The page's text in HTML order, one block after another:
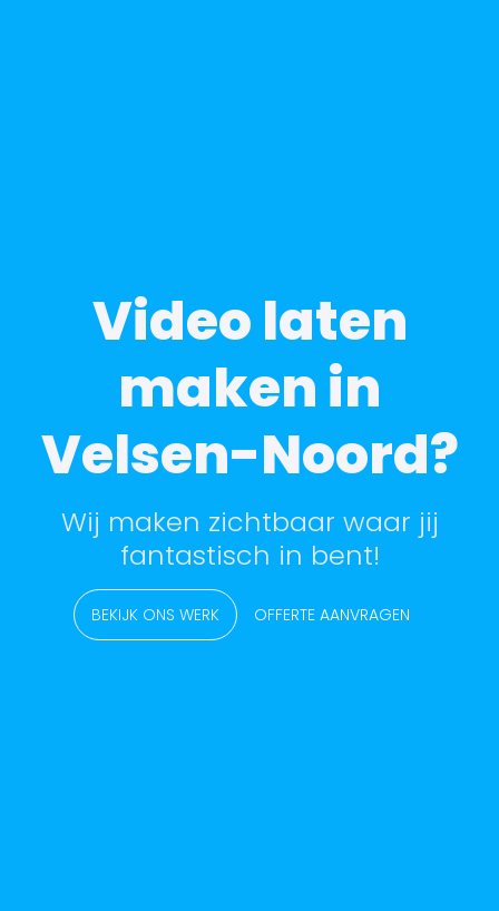
Video laten
maken in
Velsen-Noord?
Wij maken zichtbaar waar jij
fantastisch in bent!
BEKIJK ONS WERK OFFERTE AANVRAGEN